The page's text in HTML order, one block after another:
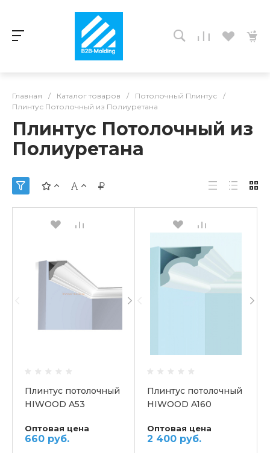
Главная / Каталог товаров / Потолочный Плинтус
/
Плинтус Потолочный из Полиуретана
Плинтус Потолочный из
Полиуретана
Плинтус потолочный
HIWOOD A53
Оптовая цена
660 руб.
Плинтус потолочный
HIWOOD A160
Оптовая цена
2 400 руб.